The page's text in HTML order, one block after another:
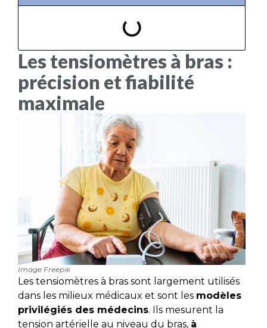
Les tensiomètres à bras :
précision et fiabilité
maximale
Image Freepik
Les tensiomètres à bras sont largement utilisés
dans les milieux médicaux et sont les modèles
privilégiés des médecins. Ils mesurent la
tension artérielle au niveau du bras, à